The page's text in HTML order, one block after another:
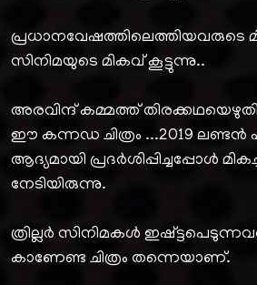
പ്രധാനവേഷത്തിലെത്തിയവരുടെ
സിനിമയുടെ മികവ് കൂട്ടുന്നു..
അരവിന്ദ് കമ്മത്ത്
ഈ കന്നഡ ചിത്രം ...2019 ലണ്ടൻ
ആദ്യമായി പ്രദർശിപ്പിച്ചപ്പോൾ
നേടിയിരുന്നു.
ത്രില്ലർ സിനിമകൾ
കാണേണ്ട ചിത്രം തന്നെയാണ്.